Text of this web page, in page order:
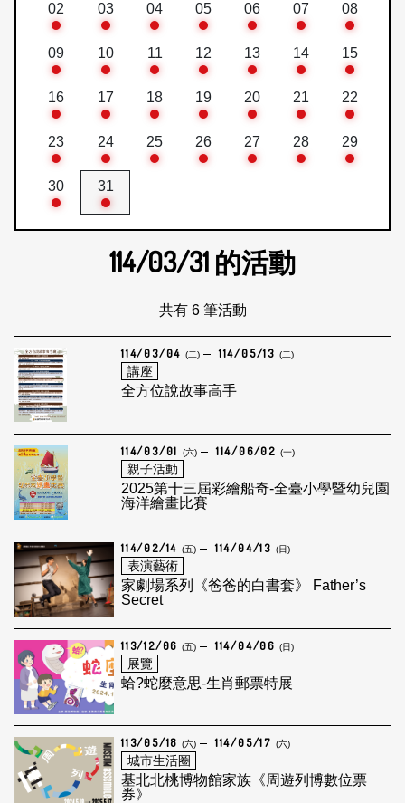
02 03 04 05 06 07 08
09 10 11 12 13 14 15
16 17 18 19 20 21 22
23 24 25 26 27 28 29
30 31
114/03/31 的活動
共有 6 筆活動
114/03/04 (二) 114/05/13 (二)
講座
全方位說故事高手
114/03/01 (六) 114/06/02 (一)
親子活動
2025第十三屆彩繪船奇-全臺小學暨幼兒園
海洋繪畫比賽
114/02/14 (五) 114/04/13 (日)
表演藝術
家劇場系列《爸爸的白書套》 Father’s
Secret
113/12/06 (五) 114/04/06 (日)
展覽
蛤?蛇麼意思-生肖郵票特展
113/05/18 (六) 114/05/17 (六)
城市生活圈
基北北桃博物館家族《周遊列博數位票
券》